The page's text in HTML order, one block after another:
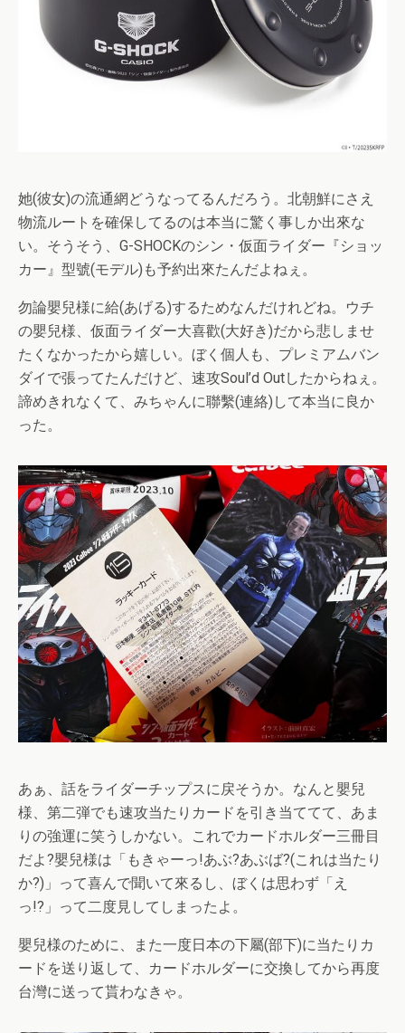
她(彼女)の流通網どうなってるんだろう。北朝鮮にさえ
物流ルートを確保してるのは本当に驚く事しか出來な
い。そうそう、G-SHOCKのシン・仮面ライダー『ショッ
カー』型號(モデル)も予約出來たんだよねぇ。
勿論嬰兒様に給(あげる)するためなんだけれどね。ウチ
の嬰兒様、仮面ライダー大喜歡(大好き)だから悲しませ
たくなかったから嬉しい。ぼく個人も、プレミアムバン
ダイで張ってたんだけど、速攻Soul’d Outしたからねぇ。
諦めきれなくて、みちゃんに聯繫(連絡)して本当に良か
った。
あぁ、話をライダーチップスに戻そうか。なんと嬰兒
様、第二弾でも速攻当たりカードを引き当ててて、あま
りの強運に笑うしかない。これでカードホルダー三冊目
だよ?嬰兒様は「もきゃーっ!あぶ?あぶば?(これは当たり
か?)」って喜んで聞いて來るし、ぼくは思わず「え
っ!?」って二度見してしまったよ。
嬰兒様のために、また一度日本の下屬(部下)に当たりカ
ードを送り返して、カードホルダーに交換してから再度
台灣に送って貰わなきゃ。